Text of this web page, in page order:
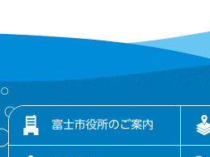
富士市役所のご案内